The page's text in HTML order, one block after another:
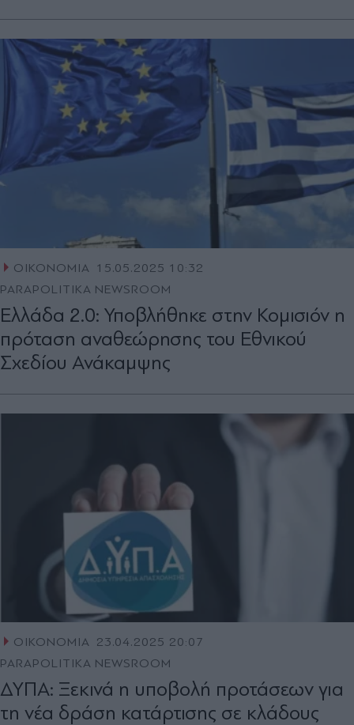
ΟΙΚΟΝΟΜΙΑ
15.05.2025 10:32
PARAPOLITIKA NEWSROOM
Ελλάδα 2.0: Υποβλήθηκε στην Κομισιόν η
πρόταση αναθεώρησης του Εθνικού
Σχεδίου Ανάκαμψης
ΟΙΚΟΝΟΜΙΑ 23.04.2025 20:07
PARAPOLITIKA NEWSROOM
ΔΥΠΑ: Ξεκινά η υποβολή προτάσεων για
τη νέα δράση κατάρτισης σε κλάδους